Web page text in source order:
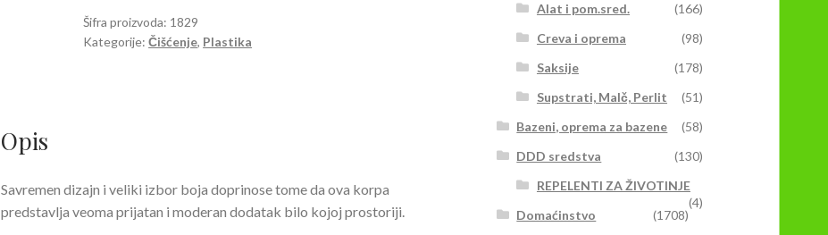
Šifra proizvoda: 1829
Kategorije:Čišćenje, Plastika
Opis
Savremen dizajn i veliki izbor boja doprinose tome da ova korpa
predstavlja veoma prijatan i moderan dodatak bilo kojoj prostoriji.
Alat i pom.sred.
(166)
Creva i oprema
(98)
Saksije
(178)
Supstrati, Malč, Perlit
(51)
Bazeni, oprema za bazene
(58)
DDD sredstva
(130)
REPELENTI ZA ŽIVOTINJE
(4)
Domaćinstvo
(1708)